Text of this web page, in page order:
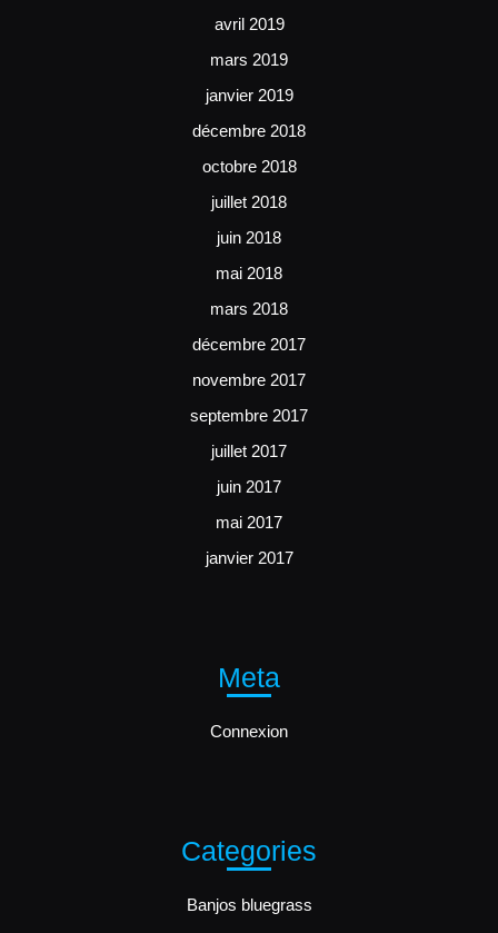
avril 2019
mars 2019
janvier 2019
décembre 2018
octobre 2018
juillet 2018
juin 2018
mai 2018
mars 2018
décembre 2017
novembre 2017
septembre 2017
juillet 2017
juin 2017
mai 2017
janvier 2017
Meta
Connexion
Categories
Banjos bluegrass